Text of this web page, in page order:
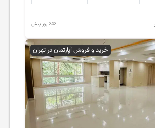
242 روز پیش
خرید و فروش آپارتمان در تهران